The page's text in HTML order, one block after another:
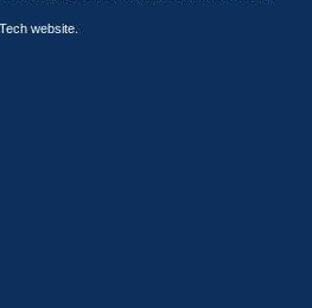
website.